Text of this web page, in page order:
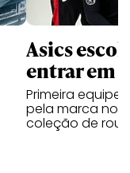
Asics
entrar em
Primeira
pela marca no
coleção de